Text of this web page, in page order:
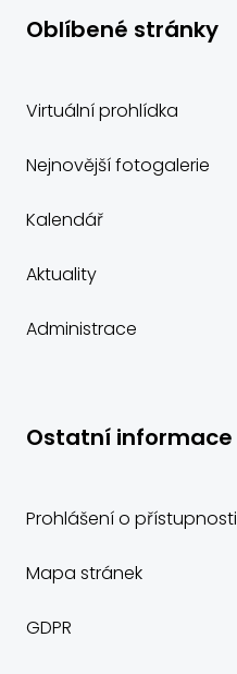
Oblíbené stránky
Virtuální prohlídka
Nejnovější fotogalerie
Kalendář
Aktuality
Administrace
Ostatní informace
Prohlášení o přístupnosti
Mapa stránek
GDPR